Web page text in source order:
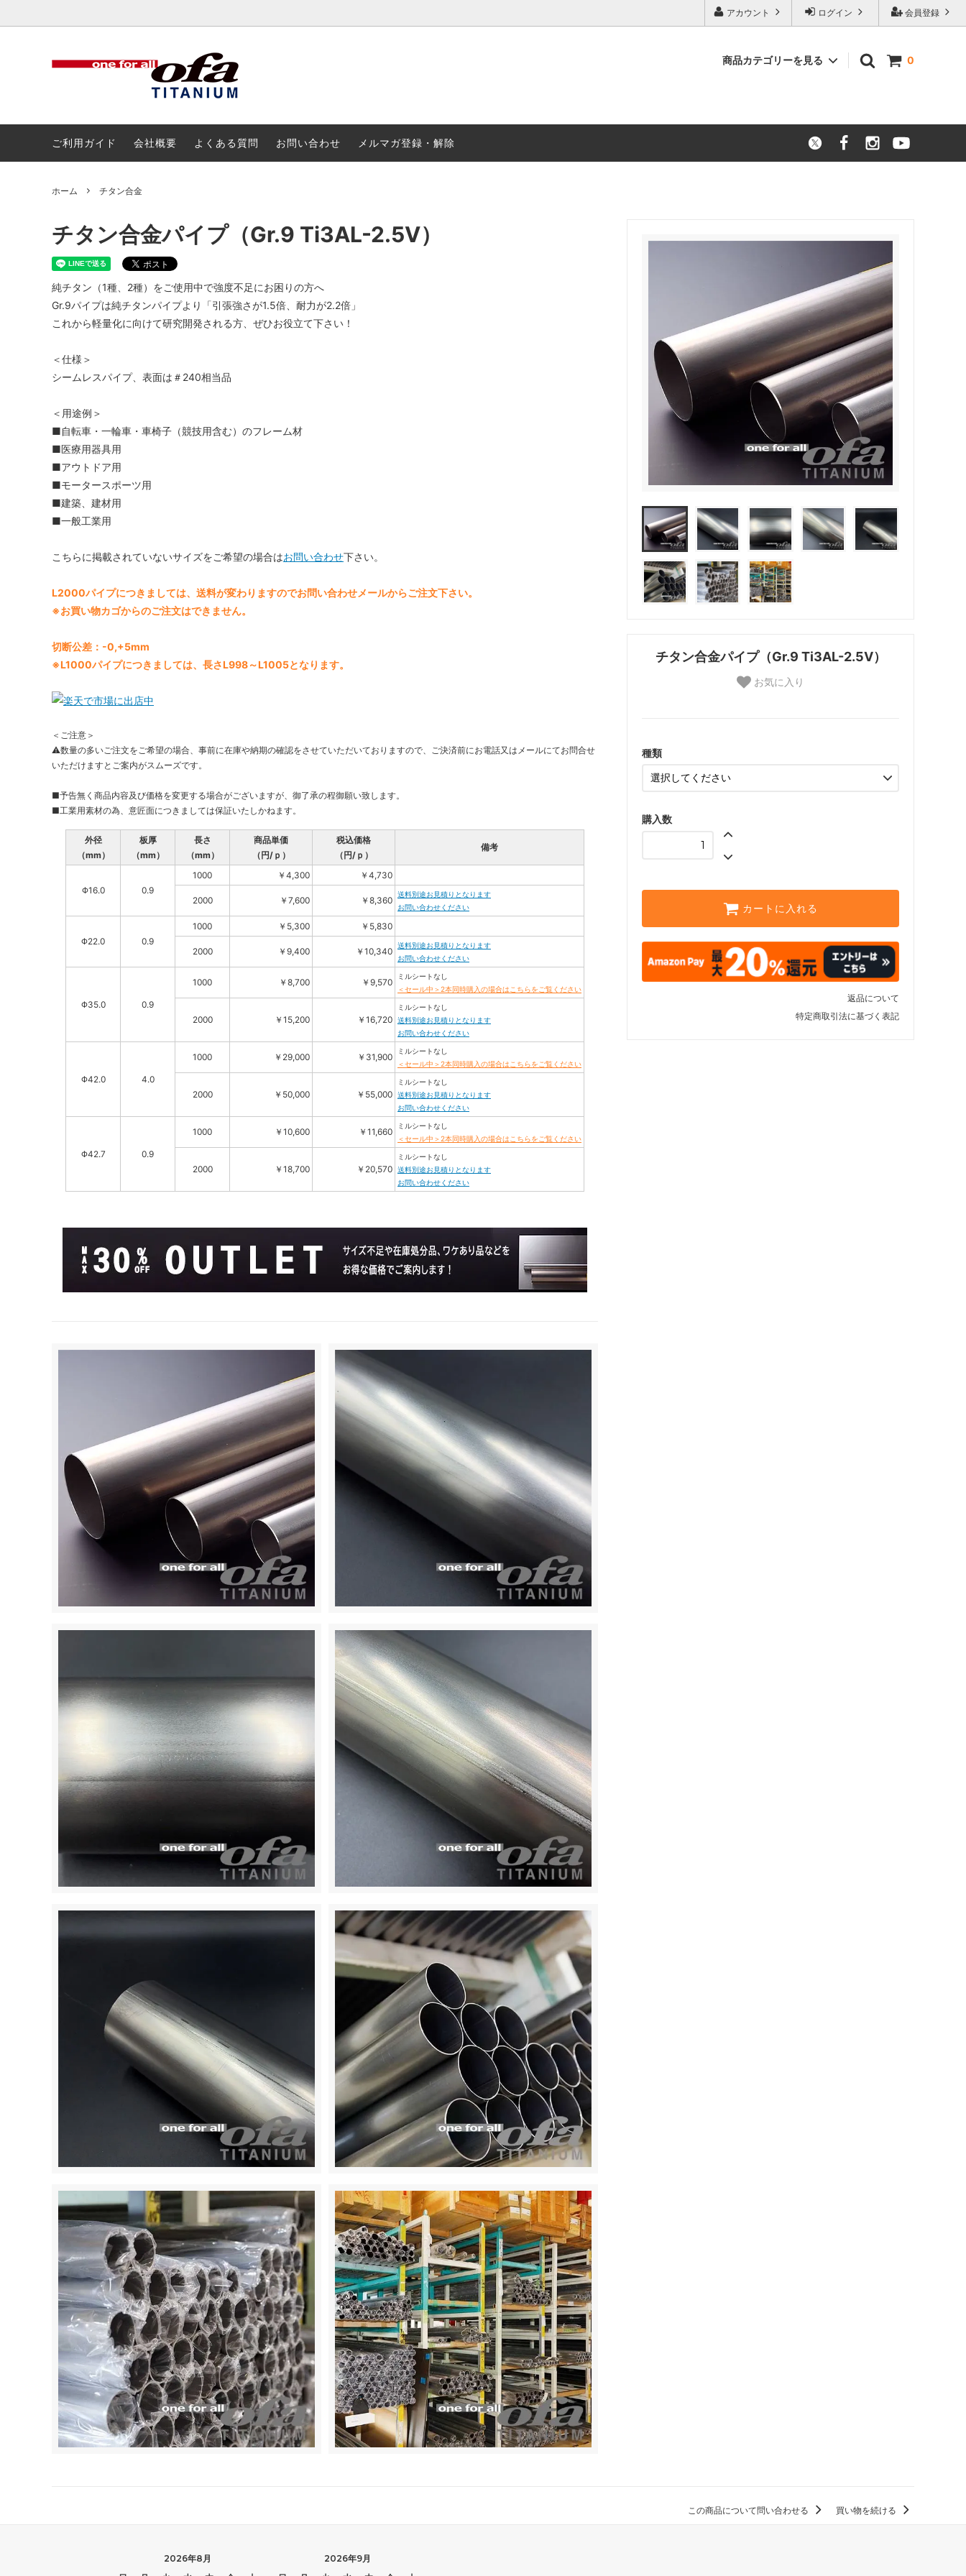
会員登録
ログイン
アカウント
0
商品カテゴリーを見る
アルミ ボルト・ナット・リベット等
ご利用ガイド 会社概要 よくある質問 お問い合わせ メルマガ登録・解除
ホーム チタン合金
チタン合金パイプ（Gr.9 Ti3AL-2.5V）
お気に入り
種類
購入数
カートに入れる
返品について
特定商取引法に基づく表記
チタン合金パイプ（Gr.9 Ti3AL-2.5V）
純チタン（1種、2種）をご使用中で強度不足にお困りの方へ
Gr.9パイプは純チタンパイプより「引張強さが1.5倍、耐力が2.2倍」
これから軽量化に向けて研究開発される方、ぜひお役立て下さい！
＜仕様＞
シームレスパイプ、表面は＃240相当品
＜用途例＞
■自転車・一輪車・車椅子（競技用含む）のフレーム材
■医療用器具用
■アウトドア用
■モータースポーツ用
■建築、建材用
■一般工業用
こちらに掲載されていないサイズをご希望の場合はお問い合わせ下さい。
L2000パイプにつきましては、送料が変わりますのでお問い合わせメールからご注文下さい。
※お買い物カゴからのご注文はできません。
切断公差：-0,+5mm
※L1000パイプにつきましては、長さL998～L1005となります。
＜ご注意＞
⚠数量の多いご注文をご希望の場合、事前に在庫や納期の確認をさせていただいておりますので、ご決済前にお電話又はメールにてお問合せ
いただけますとご案内がスムーズです。
■予告無く商品内容及び価格を変更する場合がございますが、御了承の程御願い致します。
■工業用素材の為、意匠面につきましては保証いたしかねます。
外径
（mm）
板厚
（mm）
長さ
（mm）
商品単価
（円/ｐ）
税込価格
（円/ｐ）
備考
Φ16.0 0.9
1000 ￥4,300 ￥4,730
2000 ￥7,600 ￥8,360
送料別途お見積りとなります
お問い合わせください
Φ22.0 0.9
1000 ￥5,300 ￥5,830
2000 ￥9,400 ￥10,340
送料別途お見積りとなります
お問い合わせください
Φ35.0 0.9
1000 ￥8,700 ￥9,570
ミルシートなし
＜セール中＞2本同時購入の場合はこちらをご覧ください
2000 ￥15,200 ￥16,720
ミルシートなし
送料別途お見積りとなります
お問い合わせください
Φ42.0 4.0
1000 ￥29,000 ￥31,900
ミルシートなし
＜セール中＞2本同時購入の場合はこちらをご覧ください
2000 ￥50,000 ￥55,000
ミルシートなし
送料別途お見積りとなります
お問い合わせください
Φ42.7 0.9
1000 ￥10,600 ￥11,660
ミルシートなし
＜セール中＞2本同時購入の場合はこちらをご覧ください
2000 ￥18,700 ￥20,570
ミルシートなし
送料別途お見積りとなります
お問い合わせください
この商品について問い合わせる 買い物を続ける
2026年8月
2026年9月